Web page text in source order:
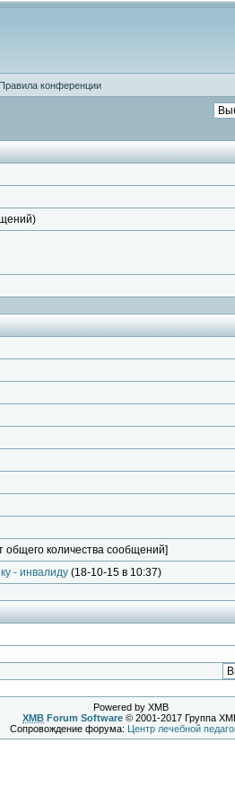
Правила конференции
количества сообщений]
- инвалиду (18-10-15 в 10:37)
Powered by XMB
XMB Forum Software © 2001-2017 Группа
Сопровождение форума: Центр лечебной